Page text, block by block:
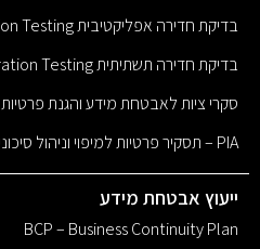
בדיקת חדירה אפליקטיבית Application Penetration Testing
בדיקת חדירה תשתיתית Infrastructure Penetration Testing
סקרי ציות לאבטחת מידע והגנת פרטיות Compliance Assessment
PIA – תסקיר פרטיות למיפוי וניהול סיכונים
ייעוץ אבטחת מידע
BCP – Business Continuity Plan